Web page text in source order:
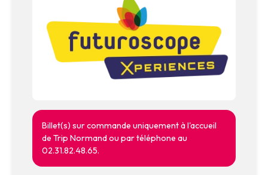
Billet(s) sur commande uniquement à l'accueil
de Trip Normand ou par téléphone au
02.31.82.48.65.